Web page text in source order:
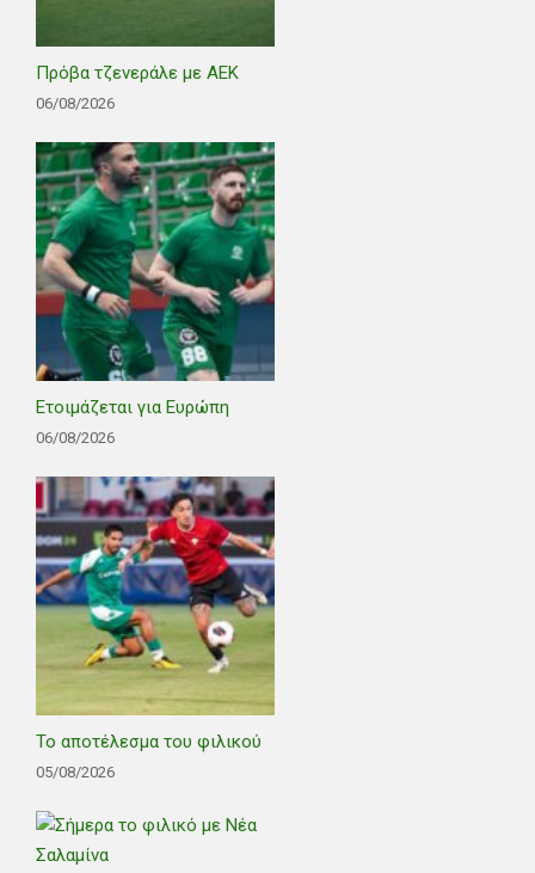
Πρόβα τζενεράλε με ΑΕΚ
06/08/2026
Ετοιμάζεται για Ευρώπη
06/08/2026
Το αποτέλεσμα του φιλικού
05/08/2026